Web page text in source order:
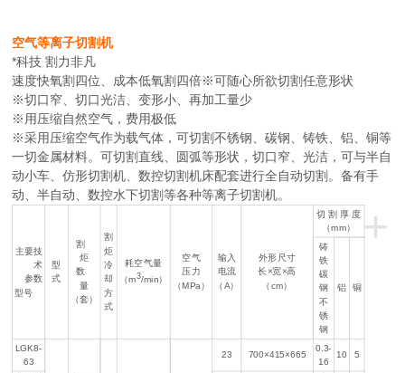
空气等离子切割机
*科技 割力非凡
速度快氧割四位、成本低氧割四倍※可随心所欲切割任意形状
※切口窄、切口光洁、变形小、再加工量少
※用压缩自然空气，费用极低
※采用压缩空气作为载气体，可切割不锈钢、碳钢、铸铁、铝、铜等
一切金属材料。可切割直线、圆弧等形状，切口窄、光洁，可与半自
动小车、仿形切割机、数控切割机床配套进行全自动切割。备有手
动、半自动、数控水下切割等各种等离子切割机。
+
主要技
术
参数
型号
型
式
割
炬
数
量
（套）
割
炬
冷
却
方
式
耗空气量
（m3/min）
空气
压力
（MPa）
输入
电流
（A）
外形尺寸
长×宽×高
（cm）
切 割 厚 度
（mm）
铸
铁
碳
钢
不
锈
钢
铝 铜
LGK8-
63
23 700×415×665
0.3-
16
10 5